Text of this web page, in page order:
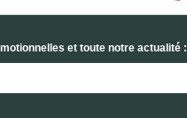
et toute notre actualité :